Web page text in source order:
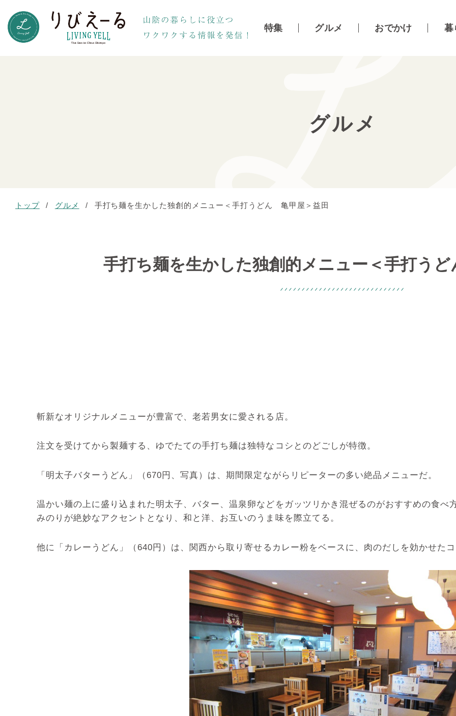
特集 グルメ おでかけ 暮
グルメ
トップ / グルメ / 手打ち麺を生かした独創的メニュー＜手打うどん 亀甲屋＞益田
手打ち麺を生かした独創的メニュー＜手打う
斬新なオリジナルメニューが豊富で、老若男女に愛される店。
注文を受けてから製麺する、ゆでたての手打ち麺は独特なコシとのどごしが特徴。
「明太子バターうどん」（670円、写真）は、期間限定ながらリピーターの多い絶品メニューだ。
温かい麺の上に盛り込まれた明太子、バター、温泉卵などをガッツリかき混ぜるのがおすすめの食べ
みのりが絶妙なアクセントとなり、和と洋、お互いのうま味を際立てる。
他に「カレーうどん」（640円）は、関西から取り寄せるカレー粉をベースに、肉のだしを効かせた